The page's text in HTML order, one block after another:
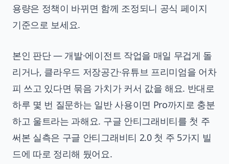
용량은 정책이 바뀌면 함께 조정되니 공식 페이지
기준으로 보세요.
본인 판단 — 개발·에이전트 작업을 매일 무겁게 돌
리거나, 클라우드 저장공간·유튜브 프리미엄을 어차
피 쓰고 있다면 묶음 가치가 커서 값을 해요. 반대로
하루 몇 번 질문하는 일반 사용이면 Pro까지로 충분
하고 울트라는 과해요. 구글 안티그래비티를 첫 주
써본 실측은 구글 안티그래비티 2.0 첫 주 5가지 빌
드에 따로 정리해 뒀어요.